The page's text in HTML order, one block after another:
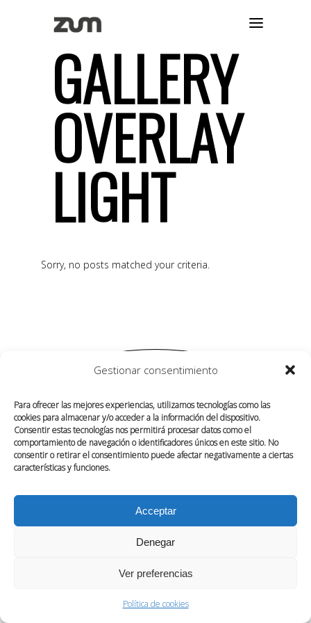
Gestionar consentimiento
Para ofrecer las mejores experiencias, utilizamos tecnologías como las
cookies para almacenar y/o acceder a la información del dispositivo.
Consentir estas tecnologías nos permitirá procesar datos como el
comportamiento de navegación o identificadores únicos en este sitio. No
consentir o retirar el consentimiento puede afectar negativamente a ciertas
características y funciones.
Acceptar
Denegar
Ver preferencias
Política de cookies
GALLERY
OVERLAY
LIGHT
Sorry, no posts matched your criteria.
SOBRE NOSOTROS
POLÍTICA DE COOKIES (UE)